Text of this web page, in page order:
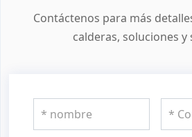
Contáctenos para más
calderas, soluciones y